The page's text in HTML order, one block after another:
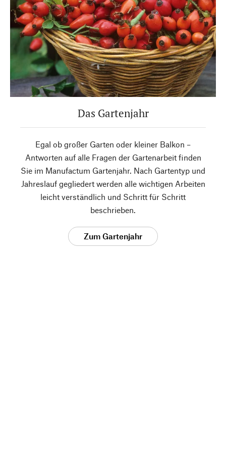
Das Gartenjahr
Egal ob großer Garten oder kleiner Balkon –
Antworten auf alle Fragen der Gartenarbeit finden
Sie im Manufactum Gartenjahr. Nach Gartentyp und
Jahreslauf gegliedert werden alle wichtigen Arbeiten
leicht verständlich und Schritt für Schritt
beschrieben.
Zum Gartenjahr